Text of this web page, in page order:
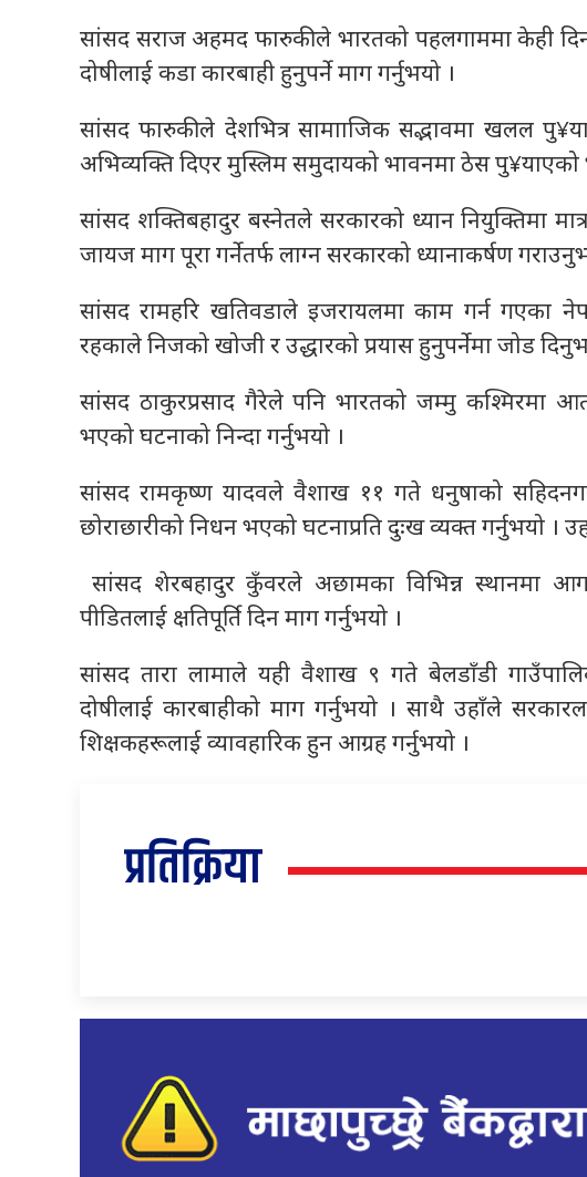
सांसद सराज अहमद फारुकीले भारतको पहलगाममा केही
दोषीलाई कडा कारबाही हुनुपर्ने माग गर्नुभयो ।
सांसद फारुकीले देशभित्र सामााजिक सद्भावमा खलल
अभिव्यक्ति दिएर मुस्लिम समुदायको भावनमा ठेस
सांसद शक्तिबहादुर बस्नेतले सरकारको ध्यान नियुक्तिमा
जायज माग पूरा गर्नेतर्फ लाग्न सरकारको ध्यानाकर्षण
सांसद रामहरि खतिवडाले इजरायलमा काम गर्न गएका
रहकाले निजको खोजी र उद्धारको प्रयास हुनुपर्नेमा जोड
सांसद ठाकुरप्रसाद गैरेले पनि भारतको जम्मु कश्मिरमा
भएको घटनाको निन्दा गर्नुभयो ।
सांसद रामकृष्ण यादवले वैशाख ११ गते धनुषाको
छोराछारीको निधन भएको घटनाप्रति दुःख व्यक्त गर्नुभयो ।
सांसद शेरबहादुर कुँवरले अछामका विभिन्न स्थानमा
पीडितलाई क्षतिपूर्ति दिन माग गर्नुभयो ।
सांसद तारा लामाले यही वैशाख ९ गते बेलडाँडी
दोषीलाई कारबाहीको माग गर्नुभयो । साथै उहाँले
शिक्षकहरूलाई व्यावहारिक हुन आग्रह गर्नुभयो ।
प्रतिक्रिया